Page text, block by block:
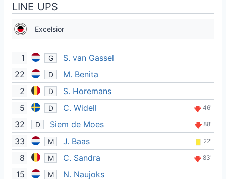
LINE UPS
Excelsior
1 G
S. van Gassel
22
D
M. Benita
2
D
S. Horemans
5
D C. Widell 46'
32 D Siem de Moes 88'
33 M J. Baas 22'
8 M C. Sandra 83'
15 M
N. Naujoks